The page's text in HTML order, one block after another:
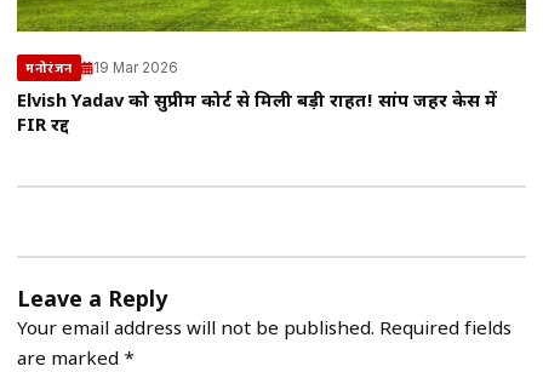
मनोरंजन 19 Mar 2026
Elvish Yadav को सुप्रीम कोर्ट से मिली बड़ी राहत! सांप जहर केस में
FIR रद्द
Leave a Reply
Your email address will not be published. Required fields
are marked *